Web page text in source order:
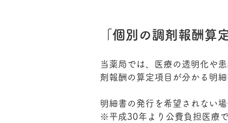
「個別の調剤報酬算
当薬局では、医療の透明化や
剤報酬の算定項目が分かる明
明細書の発行を希望されない
※平成30年より公費負担医療